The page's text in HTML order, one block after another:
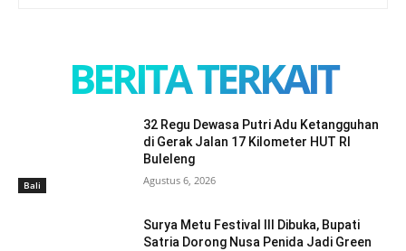
BERITA TERKAIT
Bali
32 Regu Dewasa Putri Adu Ketangguhan
di Gerak Jalan 17 Kilometer HUT RI
Buleleng
Agustus 6, 2026
Surya Metu Festival III Dibuka, Bupati
Satria Dorong Nusa Penida Jadi Green